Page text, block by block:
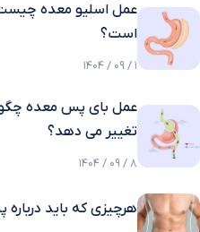
عمل اسلیو معده
است؟
1 / 09 / 1404
عمل بای پس معده
تغییر می دهد؟
8 / 09 / 1404
هرچیزی که باید درباره